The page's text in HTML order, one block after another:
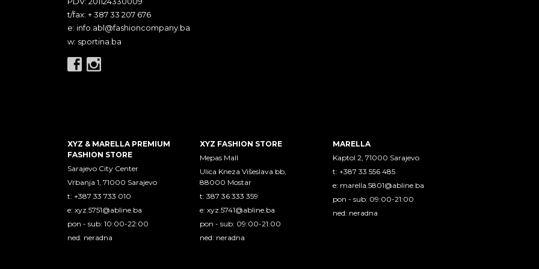
t/fax: + 387 33 207 676
e: info.abl@fashioncompany.ba
w: sportina.ba
XYZ & MARELLA PREMIUM
FASHION STORE
Sarajevo City Center
Vrbanja 1, 71000 Sarajevo
t: +387 33 733 010
e: xyz.5751@abline.ba
pon - sub: 10:00-22:00
ned: neradna
XYZ FASHION STORE
Mepas Mall
Ulica Kneza Višeslava bb,
88000 Mostar
t: 387 36 333 359
e:xyz.5741@abline.ba
pon - sub: 09:00-21:00
ned: neradna
MARELLA
Kaptol 2, 71000 Sarajevo
t: +387 33 556 485
e: marella.5801@abline.ba
pon - sub: 09:00-21:00
ned: neradna